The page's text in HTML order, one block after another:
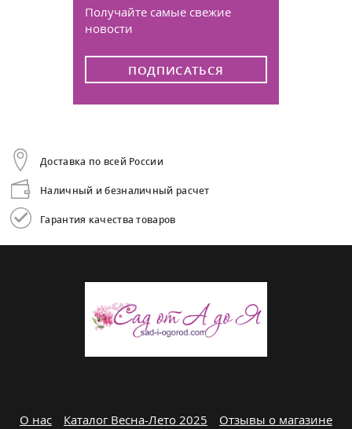
Получайте самые свежие
новости
ПОДПИСАТЬСЯ
Доставка по всей России
Наличный и безналичный расчет
Гарантия качества товаров
О нас Каталог Весна-Лето 2025
Отзывы о магазине